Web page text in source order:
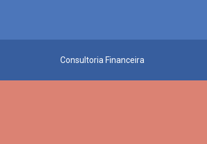
Consultoria Financeira